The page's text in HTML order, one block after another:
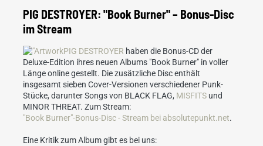
PIG DESTROYER: "Book Burner" – Bonus-Disc
im Stream
PIG DESTROYER haben die Bonus-CD der
Deluxe-Edition ihres neuen Albums "Book Burner" in voller
Länge online gestellt. Die zusätzliche Disc enthält
insgesamt sieben Cover-Versionen verschiedener Punk-
Stücke, darunter Songs von BLACK FLAG, MISFITS und
MINOR THREAT. Zum Stream:
"Book Burner"-Bonus-Disc - Stream bei absolutepunkt.net.
Eine Kritik zum Album gibt es bei uns: